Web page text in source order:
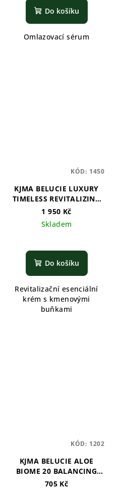
Do košíku
Omlazovací sérum
KJMA BELUCIE LUXURY
TIMELESS REVITALIZING
ESSENCE CREAM
1 950 Kč
Skladem
Do košíku
Revitalizační esenciální
krém s kmenovými
buňkami
KÓD: 1450
KJMA BELUCIE ALOE
BIOME 20 BALANCING
EMULSION
705 Kč
KÓD: 1202